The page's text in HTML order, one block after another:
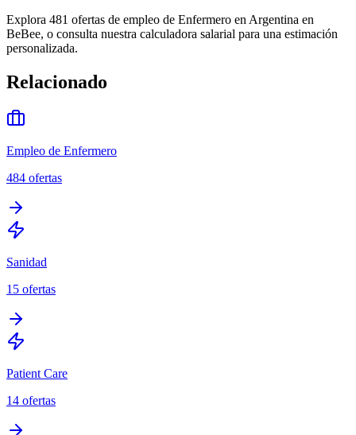
Explora 481 ofertas de empleo de Enfermero en Argentina en
BeBee, o consulta nuestra calculadora salarial para una estimación
personalizada.
Relacionado
Empleo de Enfermero
484 ofertas
Sanidad
15 ofertas
Patient Care
14 ofertas